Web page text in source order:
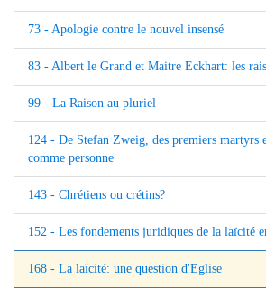
73 - Apologie contre le nouvel insensé
83 - Albert le Grand et Maitre Eckhart: les
99 - La Raison au pluriel
124 - De Stefan Zweig, des premiers martyrs
comme personne
143 - Chrétiens ou crétins?
152 - Les fondements juridiques de la laïcité
168 - La laïcité: une question d'Eglise